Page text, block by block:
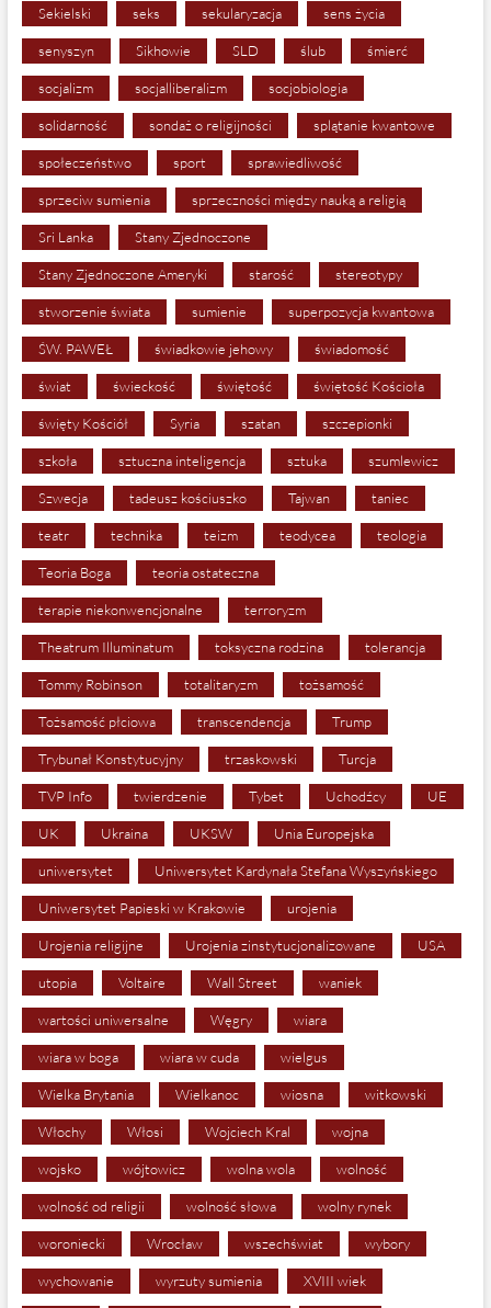
Sekielski seks sekularyzacja sens życia
senyszyn Sikhowie SLD ślub śmierć
socjalizm socjalliberalizm socjobiologia
solidarność sondaż o religijności splątanie kwantowe
społeczeństwo sport sprawiedliwość
sprzeciw sumienia sprzeczności między nauką a religią
Sri Lanka Stany Zjednoczone
Stany Zjednoczone Ameryki starość stereotypy
stworzenie świata sumienie superpozycja kwantowa
ŚW. PAWEŁ świadkowie jehowy świadomość
świat świeckość świętość świętość Kościoła
święty Kościół Syria szatan szczepionki
szkoła sztuczna inteligencja sztuka szumlewicz
Szwecja tadeusz kościuszko Tajwan taniec
teatr technika teizm teodycea teologia
Teoria Boga teoria ostateczna
terapie niekonwencjonalne terroryzm
Theatrum Illuminatum toksyczna rodzina tolerancja
Tommy Robinson totalitaryzm tożsamość
Tożsamość płciowa transcendencja Trump
Trybunał Konstytucyjny trzaskowski Turcja
TVP Info twierdzenie Tybet Uchodźcy UE
UK Ukraina UKSW Unia Europejska
uniwersytet Uniwersytet Kardynała Stefana Wyszyńskiego
Uniwersytet Papieski w Krakowie urojenia
Urojenia religijne Urojenia zinstytucjonalizowane USA
utopia Voltaire Wall Street waniek
wartości uniwersalne Węgry wiara
wiara w boga wiara w cuda wielgus
Wielka Brytania Wielkanoc wiosna witkowski
Włochy Włosi Wojciech Kral wojna
wojsko wójtowicz wolna wola wolność
wolność od religii wolność słowa wolny rynek
woroniecki Wrocław wszechświat wybory
wychowanie wyrzuty sumienia XVIII wiek